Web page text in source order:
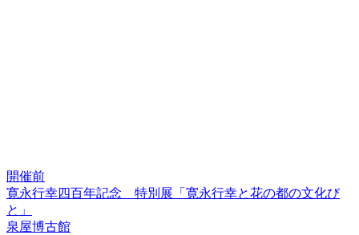
開催前
寛永行幸四百年記念 特別展「寛永行幸と花の都の文化び
と」
泉屋博古館